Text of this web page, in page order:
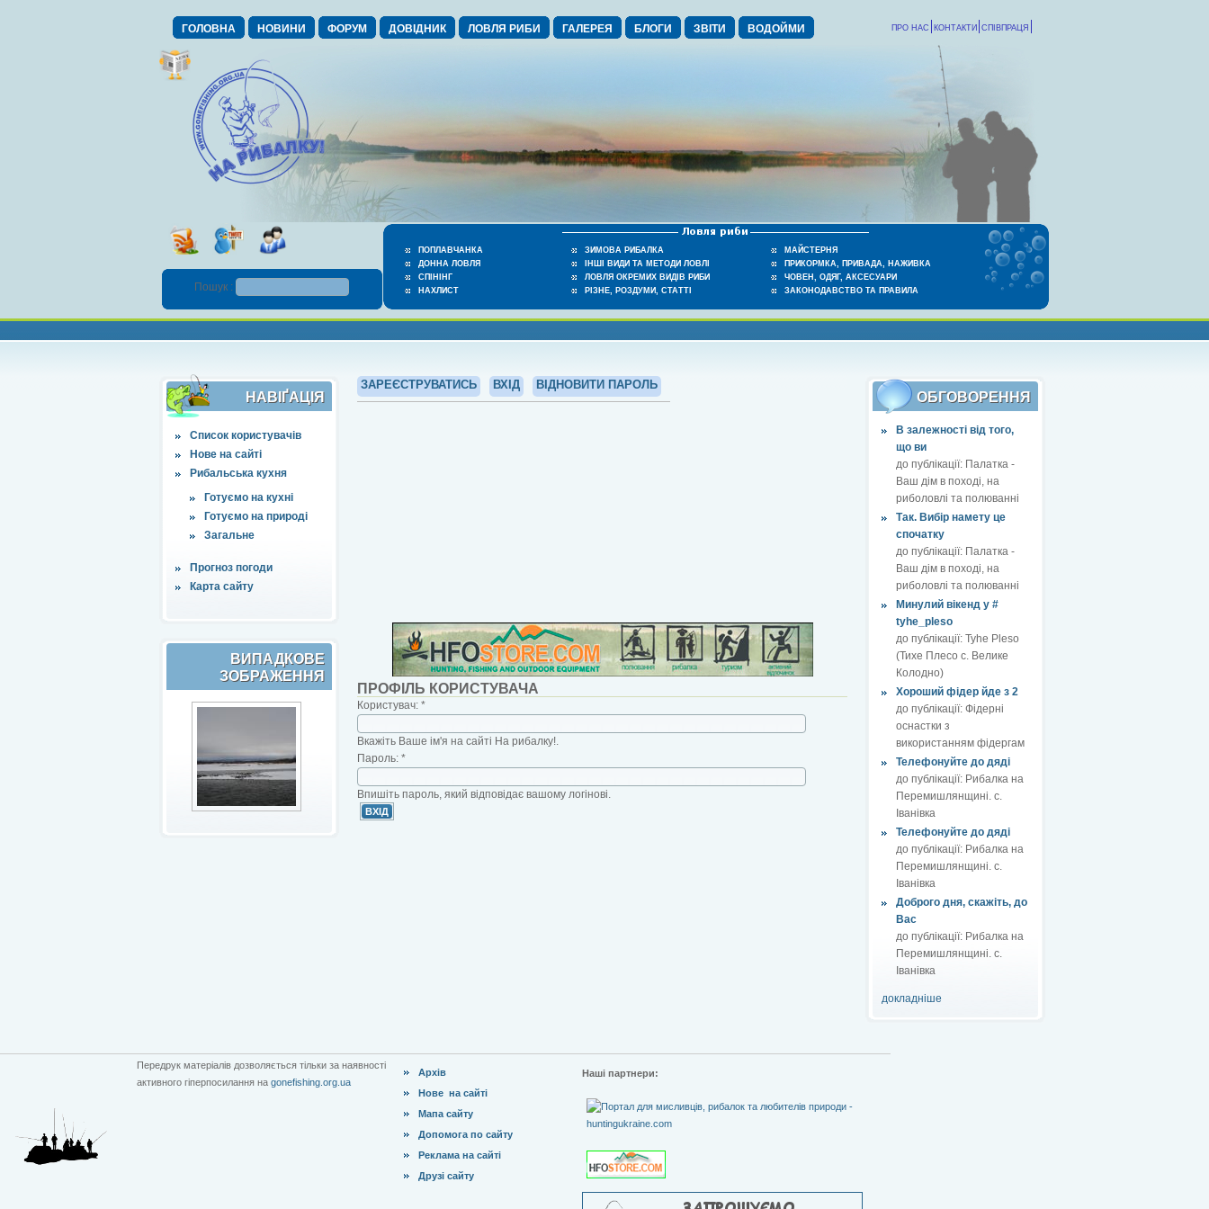
ГОЛОВНА НОВИНИ ФОРУМ ДОВІДНИК ЛОВЛЯ РИБИ ГАЛЕРЕЯ БЛОГИ ЗВІТИ ВОДОЙМИ СПІВПРАЦЯ
КОНТАКТИ
ПРО НАС
ПОПЛАВЧАНКА
ДОННА ЛОВЛЯ
СПІНІНГ
НАХЛИСТ
ЗИМОВА РИБАЛКА
ІНШІ ВИДИ ТА МЕТОДИ ЛОВЛІ
ЛОВЛЯ ОКРЕМИХ ВИДІВ РИБИ
РІЗНЕ, РОЗДУМИ, СТАТТІ
МАЙСТЕРНЯ
ПРИКОРМКА, ПРИВАДА, НАЖИВКА
ЧОВЕН, ОДЯГ, АКСЕСУАРИ
ЗАКОНОДАВСТВО ТА ПРАВИЛА
Пошук :
НАВІҐАЦІЯ
Список користувачів
Нове на сайті
Рибальська кухня
Готуємо на кухні
Готуємо на природі
Загальне
Прогноз погоди
Карта сайту
ВИПАДКОВЕ
ЗОБРАЖЕННЯ
ЗАРЕЄСТРУВАТИСЬ ВХІД ВІДНОВИТИ ПАРОЛЬ
ОБГОВОРЕННЯ
В залежності від того,
що ви
до публікації: Палатка -
Ваш дім в поході, на
риболовлі та полюванні
Так. Вибір намету це
спочатку
до публікації: Палатка -
Ваш дім в поході, на
риболовлі та полюванні
Минулий вікенд у #
tyhe_pleso
до публікації: Tyhe Pleso
(Тихе Плесо с. Велике
Колодно)
Хороший фідер йде з 2
до публікації: Фідерні
оснастки з
використанням фідергам
Телефонуйте до дяді
до публікації: Рибалка на
Перемишлянщині. с.
Іванівка
Телефонуйте до дяді
до публікації: Рибалка на
Перемишлянщині. с.
Іванівка
Доброго дня, скажіть, до
Вас
до публікації: Рибалка на
Перемишлянщині. с.
Іванівка
докладніше
ПРОФІЛЬ КОРИСТУВАЧА
Користувач: *
Вкажіть Ваше ім'я на сайті На рибалку!.
Пароль: *
Впишіть пароль, який відповідає вашому логінові.
Передрук матеріалів дозволяється тільки за наявності
активного гіперпосилання на gonefishing.org.ua
Архів
Нове на сайті
Мапа сайту
Допомога по сайту
Реклама на сайті
Друзі сайту
Наші партнери: